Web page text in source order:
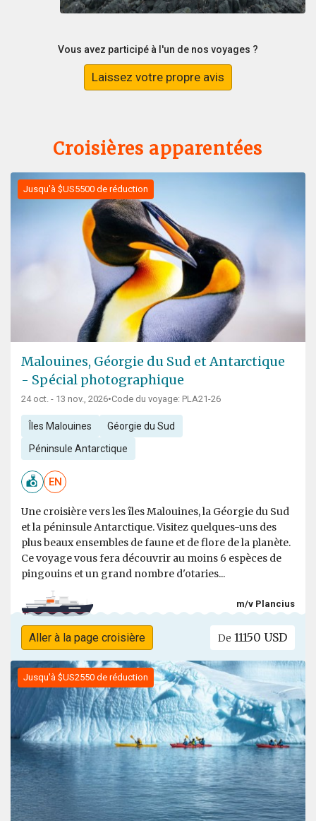
Vous avez participé à l'un de nos voyages ?
Laissez votre propre avis
Croisières apparentées
Jusqu'à $US5500 de réduction
Malouines, Géorgie du Sud et Antarctique
- Spécial photographique
24 oct. - 13 nov., 2026•Code du voyage: PLA21-26
Îles Malouines Géorgie du Sud
Péninsule Antarctique
EN
Une croisière vers les îles Malouines, la Géorgie du Sud
et la péninsule Antarctique. Visitez quelques-uns des
plus beaux ensembles de faune et de flore de la planète.
Ce voyage vous fera découvrir au moins 6 espèces de
pingouins et un grand nombre d'otaries...
m/v Plancius
Aller à la page croisière De 11150 USD
Jusqu'à $US2550 de réduction